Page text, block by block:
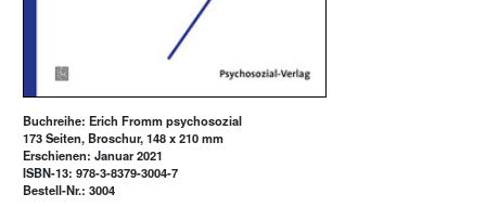
Buchreihe: Erich Fromm psychosozial
173 Seiten, Broschur, 148 x 210 mm
Erschienen: Januar 2021
ISBN-13: 978-3-8379-3004-7
Bestell-Nr.: 3004